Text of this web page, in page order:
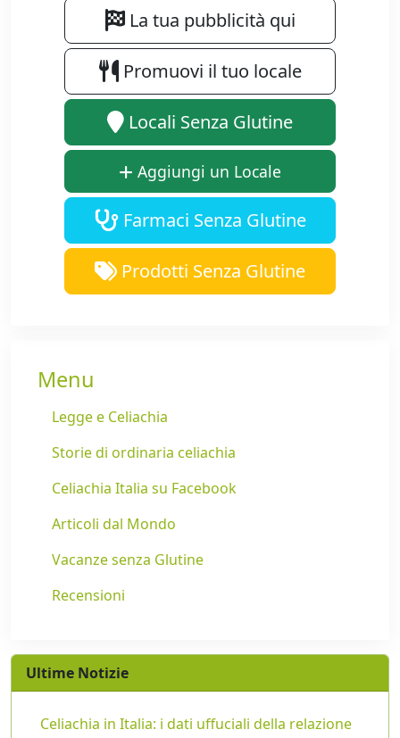
La tua pubblicità qui
Promuovi il tuo locale
Locali Senza Glutine
Aggiungi un Locale
Farmaci Senza Glutine
Prodotti Senza Glutine
Menu
Legge e Celiachia
Storie di ordinaria celiachia
Celiachia Italia su Facebook
Articoli dal Mondo
Vacanze senza Glutine
Recensioni
Ultime Notizie
Celiachia in Italia: i dati uffuciali della relazione